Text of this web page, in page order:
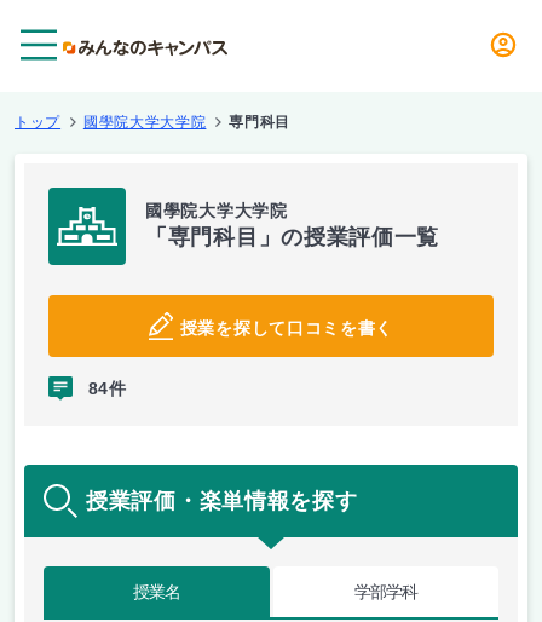
トップ 國學院大学大学院 専門科目
國學院大学大学院
「専門科目」の授業評価一覧
授業を探して口コミを書く
84件
授業評価・楽単情報を探す
授業名 学部学科